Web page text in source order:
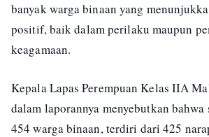
banyak warga binaan yang
positif, baik dalam perilaku maupun
keagamaan.
Kepala Lapas Perempuan Kelas IIA
dalam laporannya menyebutkan
454 warga binaan, terdiri dari 425